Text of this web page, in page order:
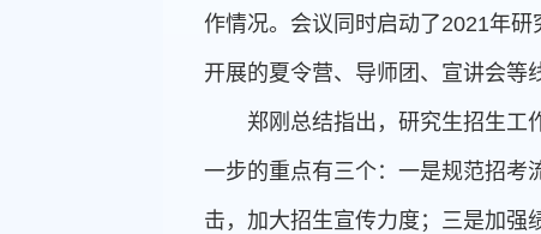
作情况。会议同时启动了2021年
开展的夏令营、导师团、宣讲会等
郑刚总结指出，研究生招生工
一步的重点有三个：一是规范招考
击，加大招生宣传力度；三是加强